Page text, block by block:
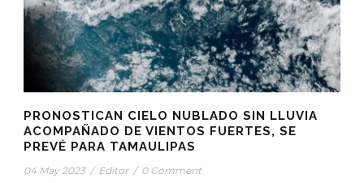
PRONOSTICAN CIELO NUBLADO SIN LLUVIA
ACOMPAÑADO DE VIENTOS FUERTES, SE
PREVÉ PARA TAMAULIPAS
04 May 2023 / Editor / 0 Comment